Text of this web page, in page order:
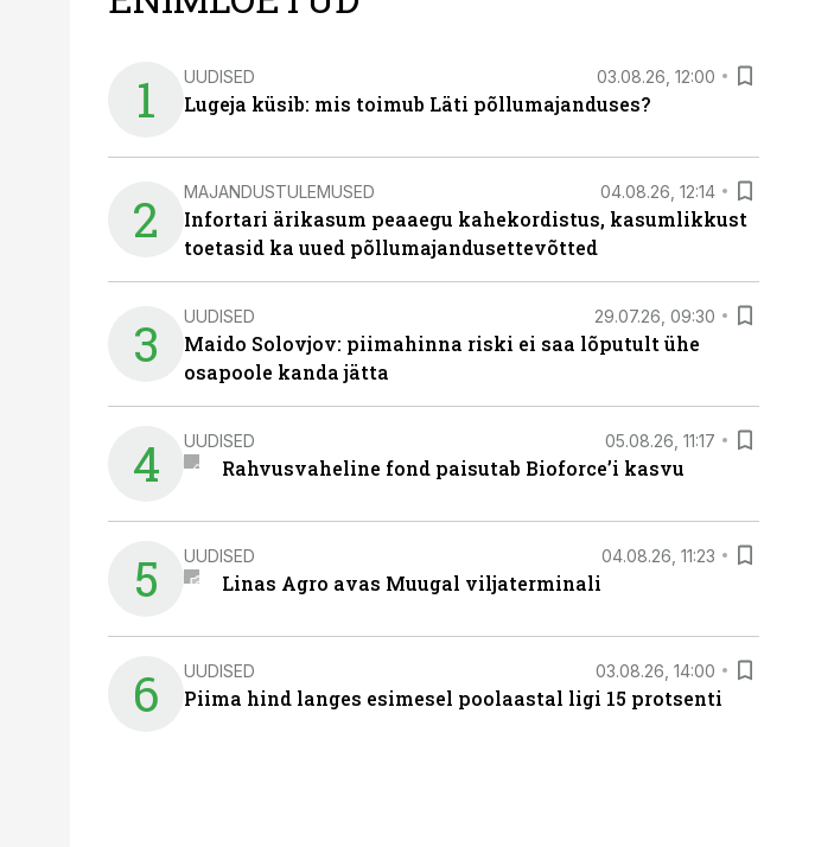
1 UUDISED 03.08.26, 12:00
Lugeja küsib: mis toimub Läti põllumajanduses?
2 MAJANDUSTULEMUSED 04.08.26, 12:14
Infortari ärikasum peaaegu kahekordistus, kasumlikkust
toetasid ka uued põllumajandusettevõtted
3 UUDISED 29.07.26, 09:30
Maido Solovjov: piimahinna riski ei saa lõputult ühe
osapoole kanda jätta
4 UUDISED 05.08.26, 11:17
Rahvusvaheline fond paisutab Bioforce’i kasvu
5 UUDISED 04.08.26, 11:23
Linas Agro avas Muugal viljaterminali
6 UUDISED 03.08.26, 14:00
Piima hind langes esimesel poolaastal ligi 15 protsenti